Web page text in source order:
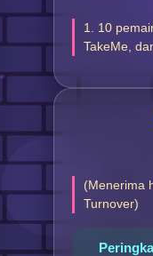
1. 10
TakeMe,
(Menerima
Turnover)